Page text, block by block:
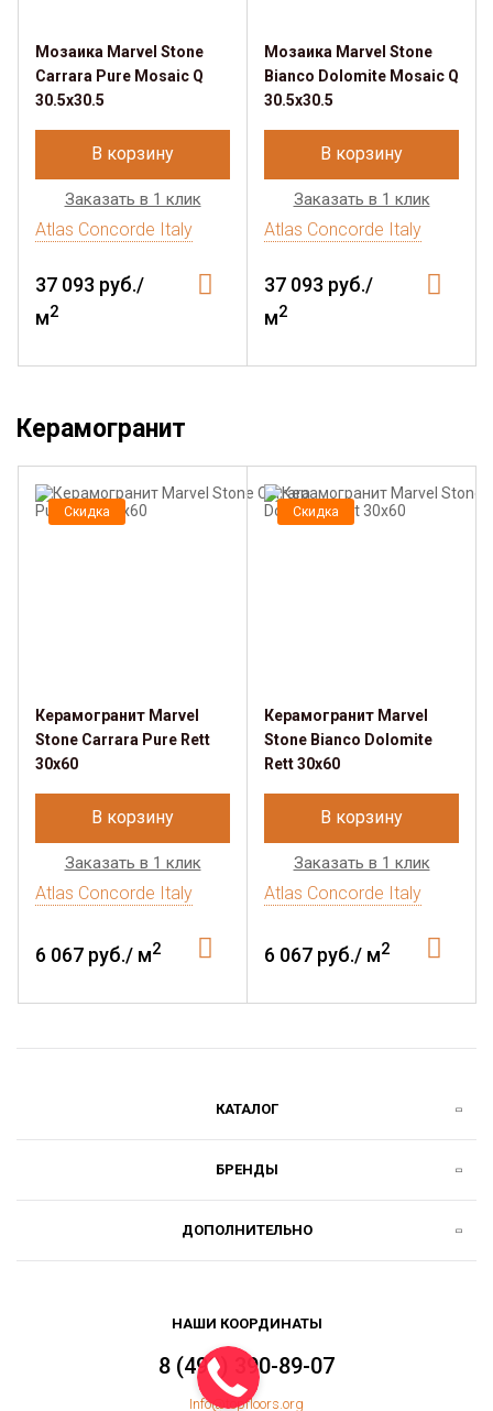
Мозаика Marvel Stone
Carrara Pure Mosaic Q
30.5x30.5
В корзину
Заказать в 1 клик
Atlas Concorde Italy
37 093 руб./
м2
Мозаика Marvel Stone
Bianco Dolomite Mosaic Q
30.5x30.5
В корзину
Заказать в 1 клик
Atlas Concorde Italy
37 093 руб./
м2
Керамогранит
Скидка
Керамогранит Marvel
Stone Carrara Pure Rett
30x60
В корзину
Заказать в 1 клик
Atlas Concorde Italy
6 067 руб./ м2
Скидка
Керамогранит Marvel
Stone Bianco Dolomite
Rett 30x60
В корзину
Заказать в 1 клик
Atlas Concorde Italy
6 067 руб./ м2
КАТАЛОГ
БРЕНДЫ
ДОПОЛНИТЕЛЬНО
НАШИ КООРДИНАТЫ
8 (499) 390-89-07
Info@topfloors.org